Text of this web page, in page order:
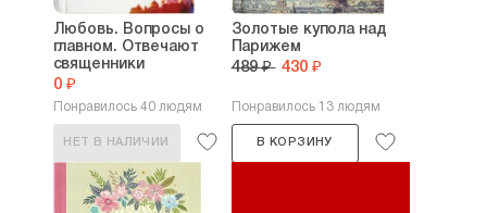
Любовь. Вопросы о
главном. Отвечают
священники
0 ₽
Понравилось 40 людям
НЕТ В НАЛИЧИИ
Золотые купола над
Парижем
489 ₽ 430 ₽
Понравилось 13 людям
В КОРЗИНУ